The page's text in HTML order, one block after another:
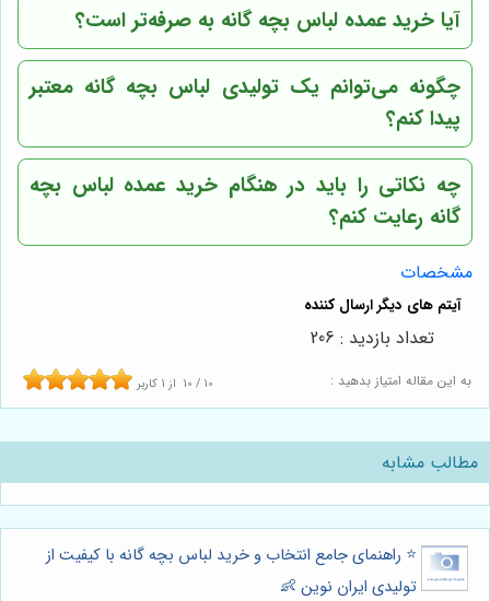
آیا خرید عمده لباس بچه گانه به صرفه‌تر است؟
چگونه می‌توانم یک تولیدی لباس بچه گانه معتبر
پیدا کنم؟
چه نکاتی را باید در هنگام خرید عمده لباس بچه
گانه رعایت کنم؟
مشخصات
به این مقاله امتیاز بدهید : 10 / 10 از 1 کاربر
تعداد بازدید : 206
مطالب مشابه
⭐️ راهنمای جامع انتخاب و خرید لباس بچه گانه با کیفیت از
تولیدی ایران نوین 👶